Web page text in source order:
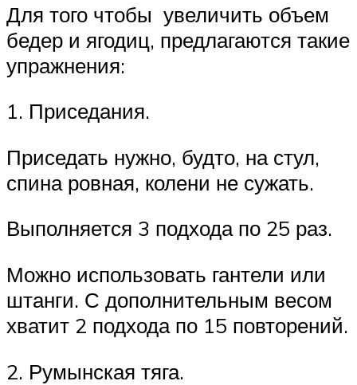
Для того чтобы увеличить объем
бедер и ягодиц, предлагаются такие
упражнения:
1. Приседания.
Приседать нужно, будто, на стул,
спина ровная, колени не сужать.
Выполняется 3 подхода по 25 раз.
Можно использовать гантели или
штанги. С дополнительным весом
хватит 2 подхода по 15 повторений.
2. Румынская тяга.